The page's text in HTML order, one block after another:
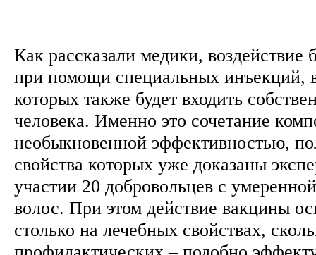
Как рассказали медики, воздействие
при помощи специальных инъекций,
которых также будет входить
человека. Именно это сочетание
необыкновенной эффективностью,
свойства которых уже доказаны
участии 20 добровольцев с
волос. При этом действие вакцины
столько на лечебных свойствах,